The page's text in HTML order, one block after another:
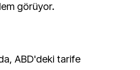
görüyor.
ABD'deki tarife